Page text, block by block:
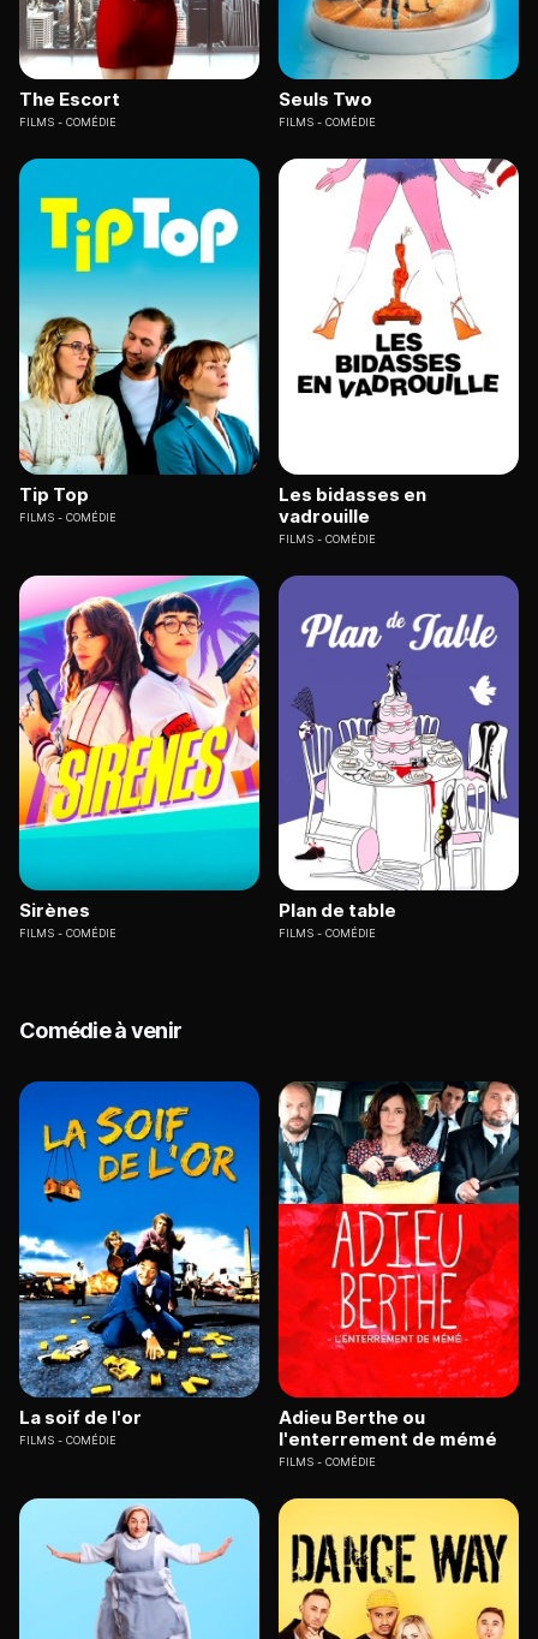
The Escort
FILMS COMÉDIE
Seuls Two
FILMS COMÉDIE
Tip Top
FILMS COMÉDIE
Les bidasses en
vadrouille
FILMS COMÉDIE
Sirènes
FILMS COMÉDIE
Plan de table
FILMS COMÉDIE
Comédie à venir
La soif de l'or
FILMS COMÉDIE
Adieu Berthe ou
l'enterrement de mémé
FILMS COMÉDIE